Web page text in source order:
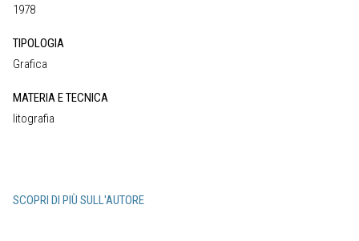
1978
TIPOLOGIA
Grafica
MATERIA E TECNICA
litografia
SCOPRI DI PIÙ SULL'AUTORE